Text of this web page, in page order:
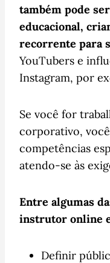
também pode
educacional,
recorrente para
YouTubers e
Instagram, por
Se você for
corporativo,
competências
atendo-se às
Entre algumas
instrutor online
Definir